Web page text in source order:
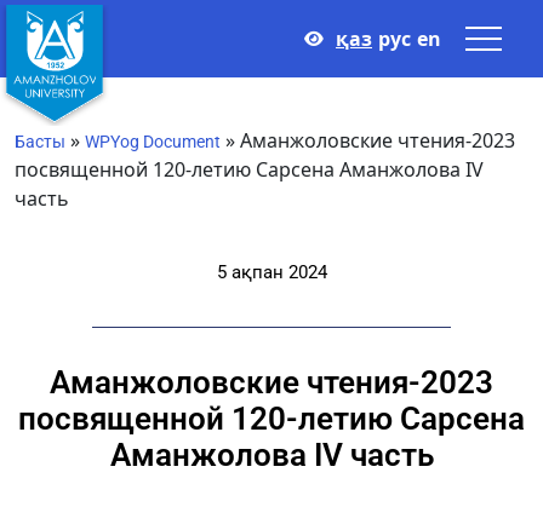
қаз рус en
Басты » WPYog Document »Аманжоловские чтения-2023
посвященной 120-летию Сарсена Аманжолова IV
часть
5 ақпан 2024
Аманжоловские чтения-2023
посвященной 120-летию Сарсена
Аманжолова IV часть